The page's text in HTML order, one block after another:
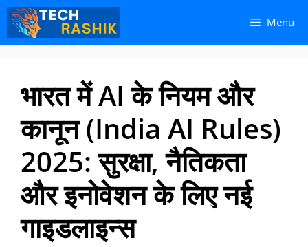
Skip
content
Skip
content
Menu
भारत में AI के नियम और
कानून (India AI Rules)
2025: सुरक्षा, नैतिकता
और इनोवेशन के लिए नई
गाइडलाइन्स